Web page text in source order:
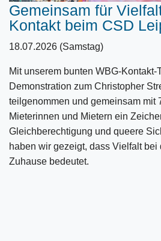
Gemeinsam für
Kontakt beim CSD
18.07.2026 (Samstag)
Mit unserem bunten WBG-
Demonstration zum Christopher
teilgenommen und gemeinsam mit
Mieterinnen und Mietern ein
Gleichberechtigung und queere
haben wir gezeigt, dass Vielfalt bei
Zuhause bedeutet.